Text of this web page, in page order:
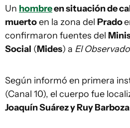
Un hombreen situación de
muertoen la zona del Prado
confirmaron fuentes del
Social (Mides) a El
Según informó en primera
(Canal 10), el cuerpo fue
Joaquín Suárez y Ruy Barboza